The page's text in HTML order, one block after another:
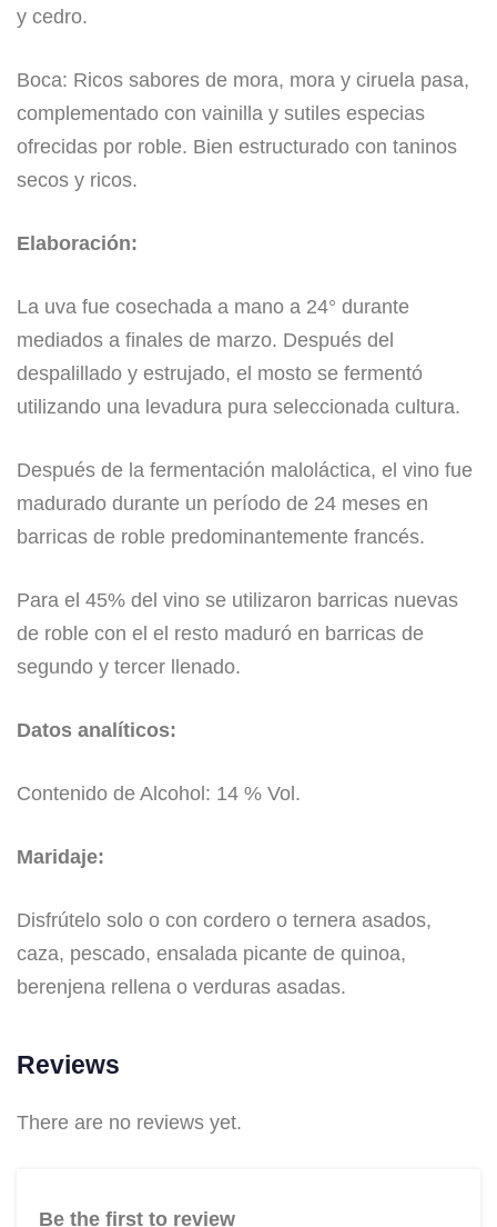
y cedro.
Boca: Ricos sabores de mora, mora y ciruela pasa,
complementado con vainilla y sutiles especias
ofrecidas por roble. Bien estructurado con taninos
secos y ricos.
Elaboración:
La uva fue cosechada a mano a 24° durante
mediados a finales de marzo. Después del
despalillado y estrujado, el mosto se fermentó
utilizando una levadura pura seleccionada cultura.
Después de la fermentación maloláctica, el vino fue
madurado durante un período de 24 meses en
barricas de roble predominantemente francés.
Para el 45% del vino se utilizaron barricas nuevas
de roble con el el resto maduró en barricas de
segundo y tercer llenado.
Datos analíticos:
Contenido de Alcohol: 14 % Vol.
Maridaje:
Disfrútelo solo o con cordero o ternera asados,
caza, pescado, ensalada picante de quinoa,
berenjena rellena o verduras asadas.
Reviews
There are no reviews yet.
Be the first to review